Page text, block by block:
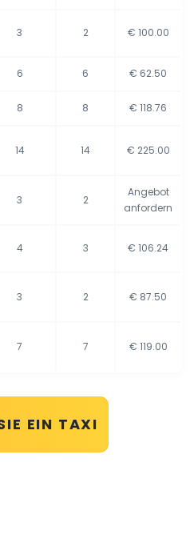
3 2 € 100.00
6 6 € 62.50
8 8 € 118.76
14 14 € 225.00
3 2
Angebot
anfordern
4 3 € 106.24
3 2 € 87.50
7 7 € 119.00
EIN TAXI